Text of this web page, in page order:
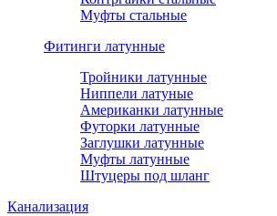
Муфты стальные
Фитинги латунные
Тройники латунные
Ниппели латуные
Американки латунные
Футорки латунные
Заглушки латунные
Муфты латунные
Штуцеры под шланг
Канализация